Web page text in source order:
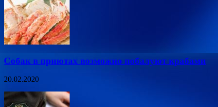
Собак в приютах возможно побалуют крабами
20.02.2020